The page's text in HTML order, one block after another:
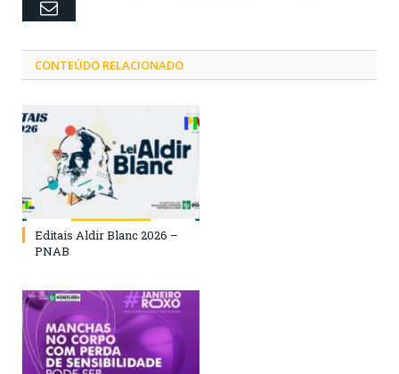
Email
CONTEÚDO RELACIONADO
Editais Aldir Blanc 2026 –
PNAB